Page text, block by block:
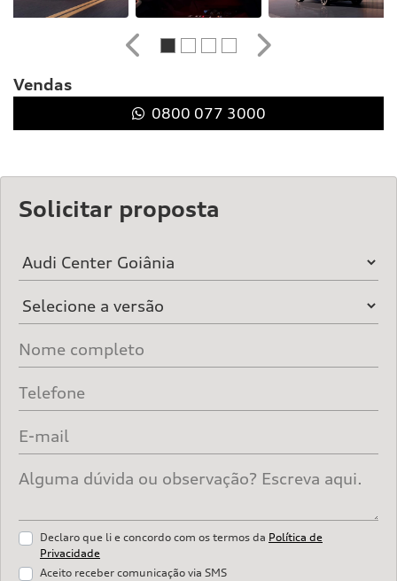
Solicitar proposta
Declaro que li e concordo com os termos da Política de
Privacidade
Aceito receber comunicação via SMS
Anterior Próximo
Vendas
0800 077 3000